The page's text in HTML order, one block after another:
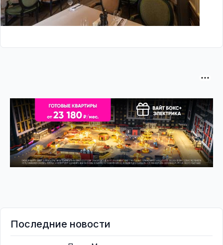
Последние новости